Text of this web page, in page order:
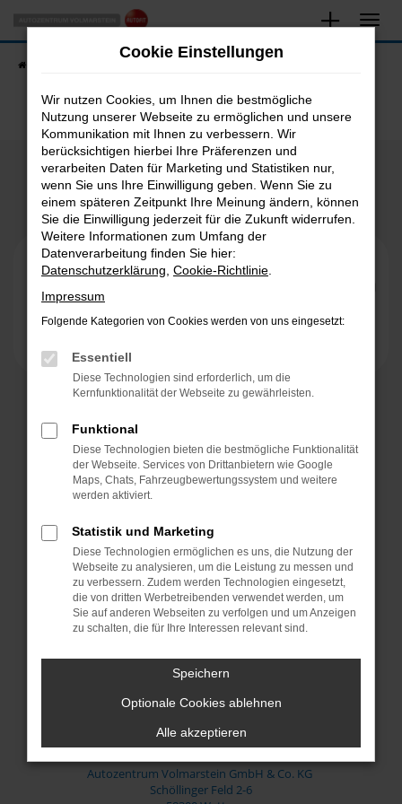
Zum
Hauptinhalt
springen
Fahrzeugsuche
Unsere Bewertungen
Öffnungszeiten & Kontakt
Verkauf:
Montag bis Freitag:
10:00 bis 18:00 Uhr
Werkstatt:
Montag bis Donnerstag:
07:45 bis 17:00 Uhr
Freitag:
07:45 bis 15:45 Uhr
+49 2335-849400
Autozentrum Volmarstein GmbH & Co. KG
Schöllinger Feld 2-6
Cookie Einstellungen
Wir nutzen Cookies, um Ihnen die bestmögliche
Nutzung unserer Webseite zu ermöglichen und unsere
Kommunikation mit Ihnen zu verbessern. Wir
berücksichtigen hierbei Ihre Präferenzen und
verarbeiten Daten für Marketing und Statistiken nur,
wenn Sie uns Ihre Einwilligung geben. Wenn Sie zu
einem späteren Zeitpunkt Ihre Meinung ändern, können
Sie die Einwilligung jederzeit für die Zukunft widerrufen.
Weitere Informationen zum Umfang der
Datenverarbeitung finden Sie hier:
Datenschutzerklärung Cookie-Richtlinie
Impressum
Folgende Kategorien von Cookies werden von uns eingesetzt:
Essentiell
Diese Technologien sind erforderlich, um die
Kernfunktionalität der Webseite zu gewährleisten.
Funktional
Diese Technologien bieten die bestmögliche Funktionalität
der Webseite. Services von Drittanbietern wie Google
Maps, Chats, Fahrzeugbewertungssystem und weitere
werden aktiviert.
Statistik und Marketing
Diese Technologien ermöglichen es uns, die Nutzung der
Webseite zu analysieren, um die Leistung zu messen und
zu verbessern. Zudem werden Technologien eingesetzt,
die von dritten Werbetreibenden verwendet werden, um
Sie auf anderen Webseiten zu verfolgen und um Anzeigen
zu schalten, die für Ihre Interessen relevant sind.
Speichern
Optionale Cookies ablehnen
Alle akzeptieren